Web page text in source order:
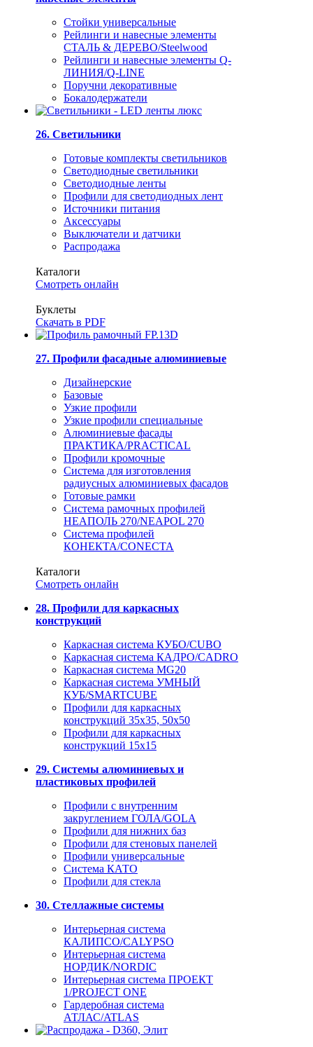
Стойки универсальные
Рейлинги и навесные элементы
СТАЛЬ & ДЕРЕВО/Steelwood
Рейлинги и навесные элементы Q-
ЛИНИЯ/Q-LINE
Поручни декоративные
Бокалодержатели
26. Светильники
Готовые комплекты светильников
Светодиодные светильники
Светодиодные ленты
Профили для светодиодных лент
Источники питания
Аксессуары
Выключатели и датчики
Распродажа
Каталоги
Смотреть онлайн
Буклеты
Скачать в PDF
27. Профили фасадные алюминиевые
Дизайнерские
Базовые
Узкие профили
Узкие профили специальные
Алюминиевые фасады
ПРАКТИКА/PRACTICAL
Профили кромочные
Система для изготовления
радиусных алюминиевых фасадов
Готовые рамки
Система рамочных профилей
НЕАПОЛЬ 270/NEAPOL 270
Система профилей
КОНЕКТА/CONECTA
Каталоги
Смотреть онлайн
28. Профили для каркасных
конструкций
Каркасная система КУБО/CUBO
Каркасная система КАДРО/CADRO
Каркасная система MG20
Каркасная система УМНЫЙ
КУБ/SMARTCUBE
Профили для каркасных
конструкций 35x35, 50x50
Профили для каркасных
конструкций 15х15
29. Системы алюминиевых и
пластиковых профилей
Профили с внутренним
закруглением ГОЛА/GOLA
Профили для нижних баз
Профили для стеновых панелей
Профили универсальные
Система КАТО
Профили для стекла
30. Стеллажные системы
Интерьерная система
КАЛИПСО/CALYPSO
Интерьерная система
НОРДИК/NORDIC
Интерьерная система ПРОЕКТ
1/PROJECT ONE
Гардеробная система
АТЛАС/ATLAS